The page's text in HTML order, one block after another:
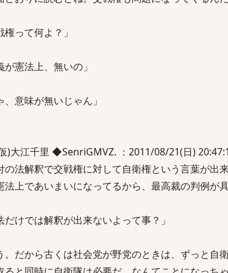
って何よ？」
が憲法上、無いの」
、意味が無いじゃん」
)大江千里 ◆SenriGMVZ. ：2011/08/21(日)
の法解釈で交戦権に対して自衛権という言葉が出来
法上であいまいになってるから、最高裁の判例が
だけでは解釈が出来ないよって事？」
。だから古くは社会党が野党のときは、ずっと自